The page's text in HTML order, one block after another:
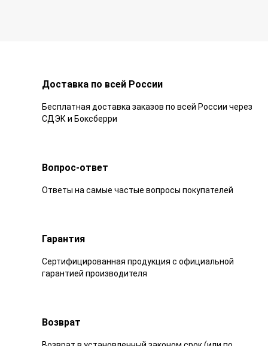
Доставка по всей России
Бесплатная доставка заказов по всей России через
СДЭК и Боксберри
Вопрос-ответ
Ответы на самые частые вопросы покупателей
Гарантия
Сертифицированная продукция с официальной
гарантией производителя
Возврат